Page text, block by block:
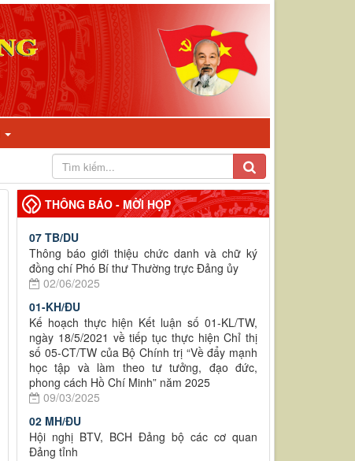
THÔNG BÁO - MỜI HỌP
07 TB/DU
Thông báo giới thiệu chức danh và chữ ký
đồng chí Phó Bí thư Thường trực Đảng ủy
02/06/2025
01-KH/ĐU
Kế hoạch thực hiện Kết luận số 01-KL/TW,
ngày 18/5/2021 về tiếp tục thực hiện Chỉ thị
số 05-CT/TW của Bộ Chính trị “Về đẩy mạnh
học tập và làm theo tư tưởng, đạo đức,
phong cách Hồ Chí Minh” năm 2025
09/03/2025
02 MH/ĐU
Hội nghị BTV, BCH Đảng bộ các cơ quan
Đảng tỉnh